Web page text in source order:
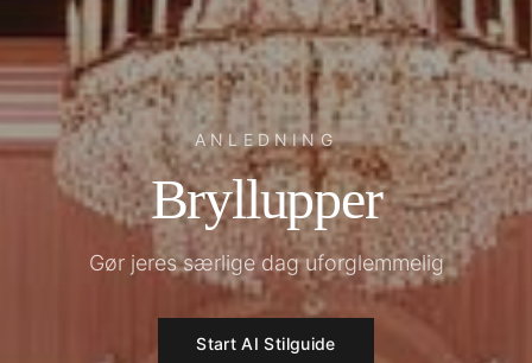
ANLEDNING
Bryllupper
Gør jeres særlige dag uforglemmelig
Start AI Stilguide